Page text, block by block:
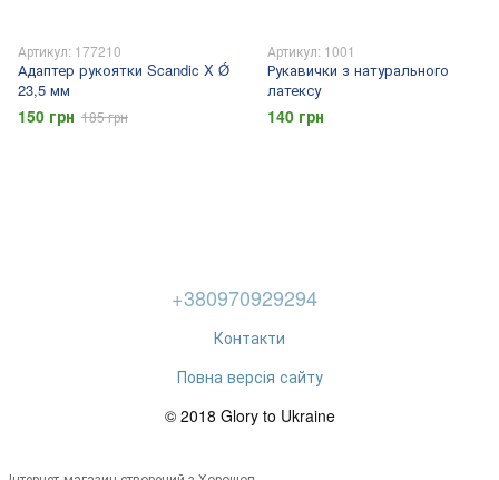
Артикул: 177210
Адаптер рукоятки Scandic X Ǿ
23,5 мм
150 грн 185 грн
Артикул: 1001
Рукавички з натурального
латексу
140 грн
+380970929294
Контакти
Повна версія сайту
© 2018 Glory to Ukraine